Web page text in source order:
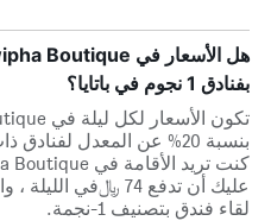
بفنادق 1 نجوم في باتايا؟
عليك أن تدفع 74 ﷼في
لقاء فندق بتصنيف 1-نجمة.